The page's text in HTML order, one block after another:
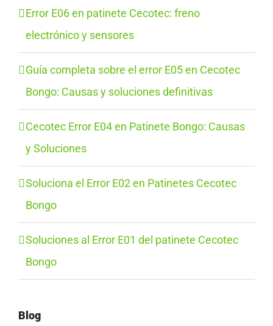
Error E06 en patinete Cecotec: freno
electrónico y sensores
Guía completa sobre el error E05 en Cecotec
Bongo: Causas y soluciones definitivas
Cecotec Error E04 en Patinete Bongo: Causas
y Soluciones
Soluciona el Error E02 en Patinetes Cecotec
Bongo
Soluciones al Error E01 del patinete Cecotec
Bongo
Blog